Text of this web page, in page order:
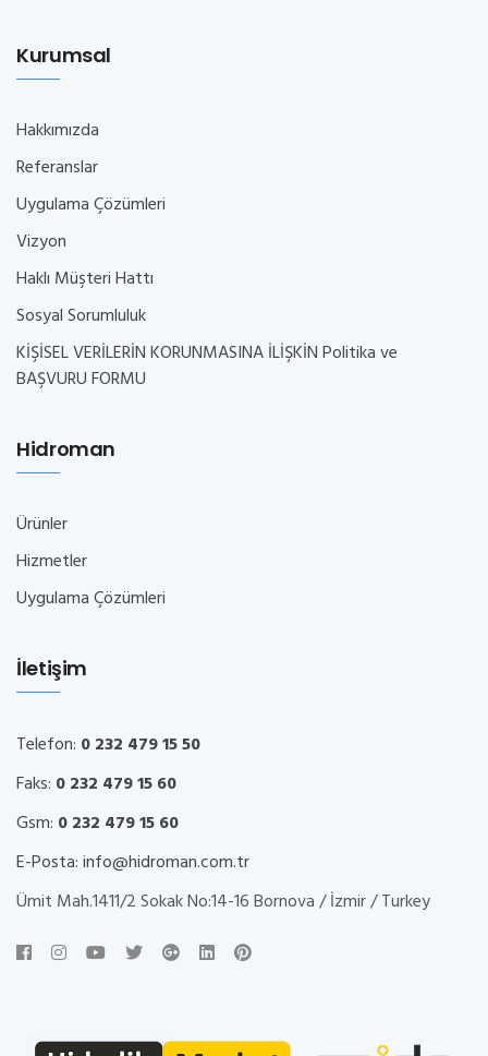
Kurumsal
Hakkımızda
Referanslar
Uygulama Çözümleri
Vizyon
Haklı Müşteri Hattı
Sosyal Sorumluluk
KİŞİSEL VERİLERİN KORUNMASINA İLİŞKİN Politika ve
BAŞVURU FORMU
Hidroman
Ürünler
Hizmetler
Uygulama Çözümleri
İletişim
Telefon: 0 232 479 15 50
Faks: 0 232 479 15 60
Gsm: 0 232 479 15 60
E-Posta:info@hidroman.com.tr
Ümit Mah.1411/2 Sokak No:14-16 Bornova / İzmir / Turkey